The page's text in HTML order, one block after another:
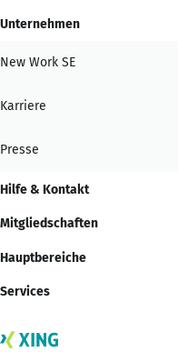
Unternehmen
New Work SE
Karriere
Presse
Hilfe & Kontakt
Mitgliedschaften
Hauptbereiche
Services